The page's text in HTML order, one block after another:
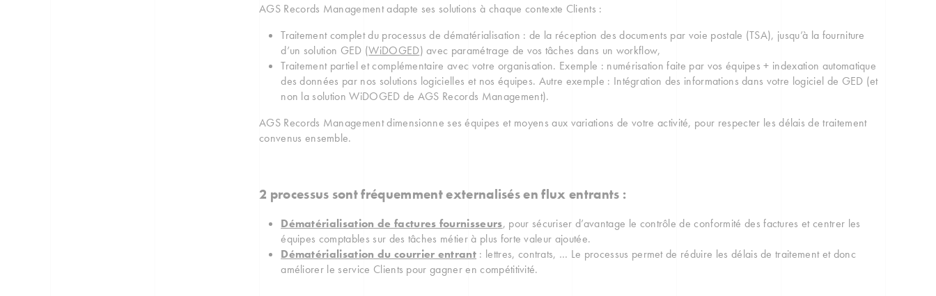
AGS Records Management adapte ses solutions à chaque contexte Clients :
Traitement complet du processus de dématérialisation : de la réception des documents par voie postale (TSA), jusqu’à la fourniture
d’un solution GED (WiDOGED) avec paramétrage de vos tâches dans un workflow,
Traitement partiel et complémentaire avec votre organisation. Exemple : numérisation faite par vos équipes + indexation automatique
des données par nos solutions logicielles et nos équipes. Autre exemple : Intégration des informations dans votre logiciel de GED (et
non la solution WiDOGED de AGS Records Management).
AGS Records Management dimensionne ses équipes et moyens aux variations de votre activité, pour respecter les délais de traitement
convenus ensemble.
2 processus sont fréquemment externalisés en flux entrants :
Dématérialisation de factures fournisseurs, pour sécuriser d’avantage le contrôle de conformité des factures et centrer les
équipes comptables sur des tâches métier à plus forte valeur ajoutée.
Dématérialisation du courrier entrant : lettres, contrats, … Le processus permet de réduire les délais de traitement et donc
améliorer le service Clients pour gagner en compétitivité.